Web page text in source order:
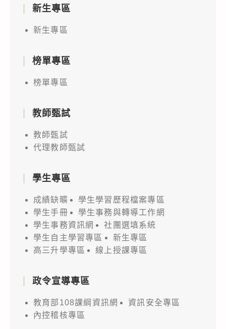
新生專區
新生專區
榜單專區
榜單專區
教師甄試
教師甄試
代理教師甄試
學生專區
成績缺曠
學生學習歷程檔案專區
學生手冊
學生事務與轉導工作網
學生事務資訊網
社團選填系統
學生自主學習專區
新生專區
高三升學專區
線上授課專區
政令宣導專區
教育部108課綱資訊網
資訊安全專區
內控稽核專區